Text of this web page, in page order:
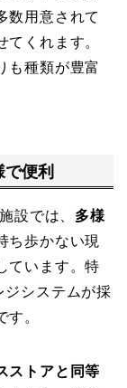
数用意されて
くれます。
も種類が豊富
便利
設では、 多様
ち歩かない現
ています。特
システムが採
。
ストアと同等